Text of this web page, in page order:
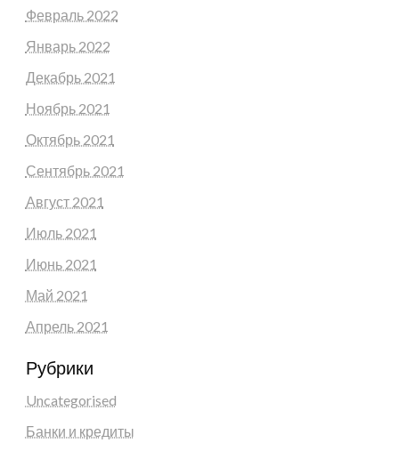
Февраль 2022
Январь 2022
Декабрь 2021
Ноябрь 2021
Октябрь 2021
Сентябрь 2021
Август 2021
Июль 2021
Июнь 2021
Май 2021
Апрель 2021
Рубрики
Uncategorised
Банки и кредиты